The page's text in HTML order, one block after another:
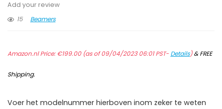
Add your review
15
Beamers
Amazon.nl Price:€199.00(as of 09/04/2023 06:01 PST- Details)&FREE
Shipping.
Voer het modelnummer hierboven inom zeker te weten